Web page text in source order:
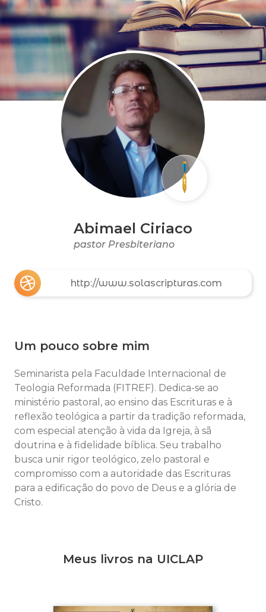
Abimael Ciriaco
pastor Presbiteriano
http://www.solascripturas.com
Um pouco sobre mim
Seminarista pela Faculdade Internacional de
Teologia Reformada (FITREF). Dedica-se ao
ministério pastoral, ao ensino das Escrituras e à
reflexão teológica a partir da tradição reformada,
com especial atenção à vida da Igreja, à sã
doutrina e à fidelidade bíblica. Seu trabalho
busca unir rigor teológico, zelo pastoral e
compromisso com a autoridade das Escrituras
para a edificação do povo de Deus e a glória de
Cristo.
Meus livros na UICLAP